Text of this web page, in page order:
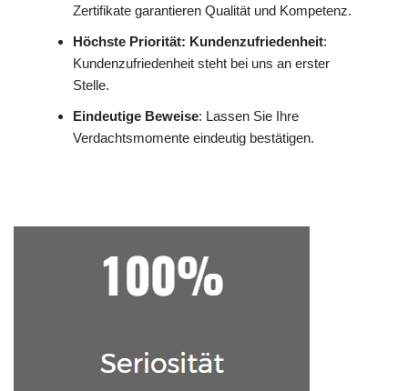
Zertifikate garantieren Qualität und Kompetenz.
Höchste Priorität: Kundenzufriedenheit:
Kundenzufriedenheit steht bei uns an erster
Stelle.
Eindeutige Beweise: Lassen Sie Ihre
Verdachtsmomente eindeutig bestätigen.